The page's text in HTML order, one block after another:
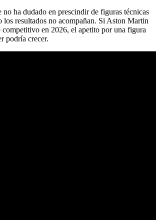
no ha dudado en prescindir de figuras técnicas
los resultados no acompañan. Si Aston Martin
competitivo en 2026, el apetito por una figura
podría crecer.